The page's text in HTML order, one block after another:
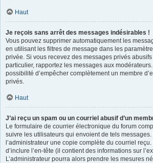
Haut
Je reçois sans arrêt des messages indésirables !
Vous pouvez supprimer automatiquement les
en utilisant les filtres de message dans les
privée. Si vous recevez des messages privés abusifs
particulier, rapportez les messages aux
possibilité d’empêcher complètement un membre
privés.
Haut
J’ai reçu un spam ou un courriel abusif d’un
Le formulaire de courrier électronique du forum
suivre les utilisateurs qui envoient de tels messages.
l’administrateur une copie complète du courriel
d’inclure l’en-tête (il contient des informations sur
L’administrateur pourra alors prendre les mesures